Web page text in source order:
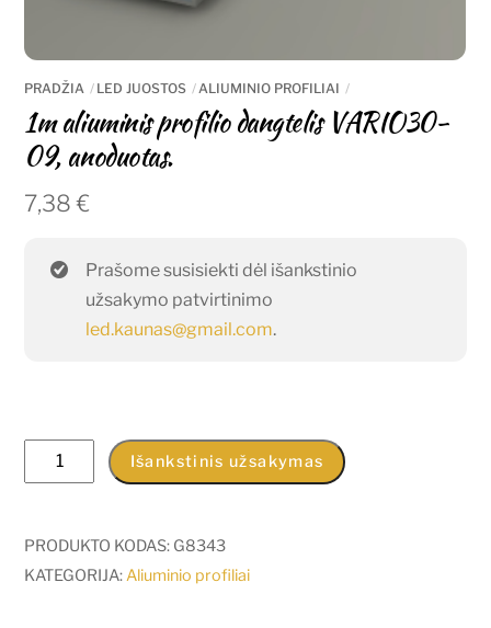
PRADŽIA LED JUOSTOS ALIUMINIO PROFILIAI
1m aliuminis profilio dangtelis VARIO30-
09, anoduotas.
7,38€
Prašome susisiekti dėl išankstinio
užsakymo patvirtinimo
led.kaunas@gmail.com.
produkto
kiekis:
aliuminis
profilio
Išankstinis užsakymas
PRODUKTO KODAS: G8343
KATEGORIJA:Aliuminio profiliai